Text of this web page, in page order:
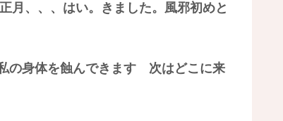
月、、、はい。きました。風邪初めと
の身体を蝕んできます 次はどこに来